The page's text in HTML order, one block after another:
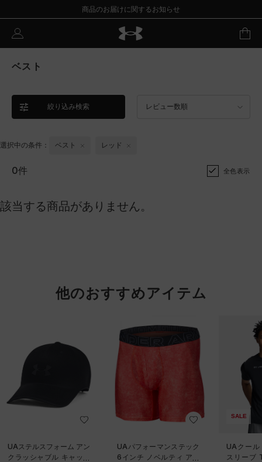
商品のお届けに関するお知らせ
ベスト
絞り込み検索 レビュー数順
選択中の条件： ベスト レッド
0件 全色表示
該当する商品がありません。
他のおすすめアイテム
UAステルスフォーム アン
クラッシャブル キャップ
UAパフォーマンステック
6インチ ノベルティ アン
SALE
UAクール
スリーブ